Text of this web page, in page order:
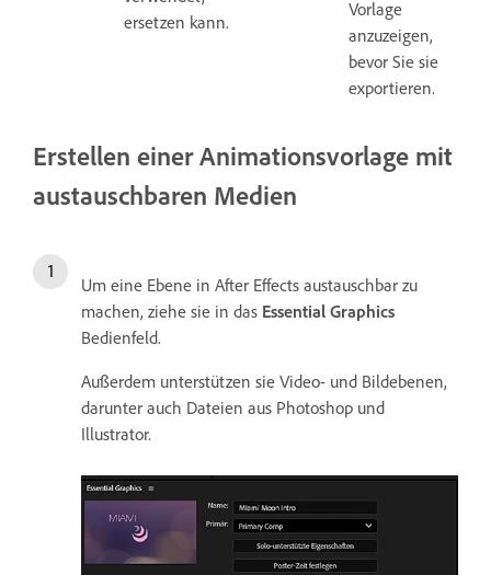
ersetzen kann.
Vorlage
anzuzeigen,
bevor Sie sie
exportieren.
Erstellen einer Animationsvorlage mit
austauschbaren Medien
Um eine Ebene in After Effects austauschbar zu
machen, ziehe sie in das Essential Graphics
Bedienfeld.
Außerdem unterstützen sie Video- und Bildebenen,
darunter auch Dateien aus Photoshop und
Illustrator.